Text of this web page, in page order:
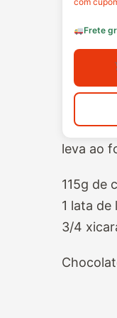
Frete
leva ao
115g de
1 lata de
3/4